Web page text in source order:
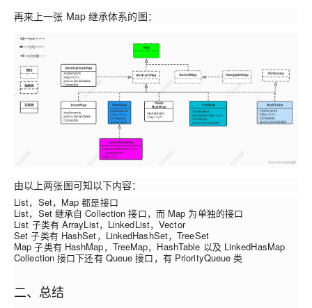
再来上一张 Map 继承体系的图：
由以上两张图可知以下内容：
List，Set，Map 都是接口
List，Set 继承自 Collection 接口，而 Map 为单独的接口
List 子类有 ArrayList，LinkedList，Vector
Set 子类有 HashSet，LinkedHashSet，TreeSet
Map 子类有 HashMap，TreeMap，HashTable 以及 LinkedHasMap
Collection 接口下还有 Queue 接口，有 PriorityQueue 类
二、总结